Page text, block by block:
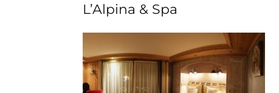
L’Alpina & Spa